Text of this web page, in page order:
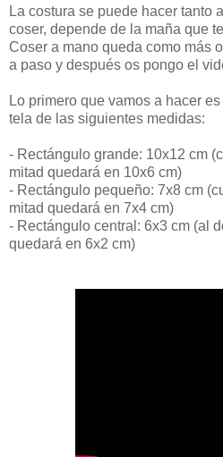
La costura se puede hacer tanto
coser, depende de la maña que
Coser a mano queda como más
a paso y después os pongo el
Lo primero que vamos a hacer
tela de las siguientes medidas:
- Rectángulo grande: 10x12 cm
mitad quedará en 10x6 cm)
- Rectángulo pequeño: 7x8 cm
mitad quedará en 7x4 cm)
- Rectángulo central: 6x3 cm (al
quedará en 6x2 cm)